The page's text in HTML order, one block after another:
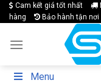
Skip
to
Cam kết giá tốt nhất
hàng
Bảo hành tận nơi
Menu